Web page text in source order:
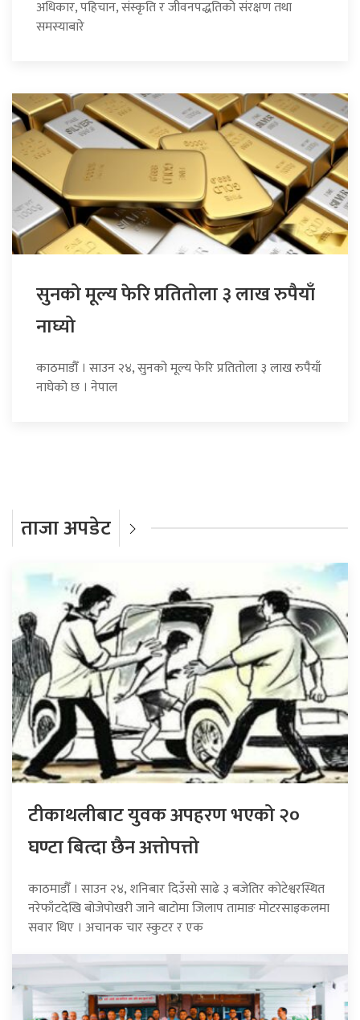
अधिकार, पहिचान, संस्कृति र जीवनपद्धतिको संरक्षण तथा
समस्याबारे
सुनको मूल्य फेरि प्रतितोला ३ लाख रुपैयाँ
नाघ्यो
काठमाडौँ । साउन २४, सुनको मूल्य फेरि प्रतितोला ३ लाख रुपैयाँ
नाघेको छ । नेपाल
ताजा अपडेट
टीकाथलीबाट युवक अपहरण भएको २०
घण्टा बित्दा छैन अत्तोपत्तो
काठमाडौँ । साउन २४, शनिबार दिउँसो साढे ३ बजेतिर कोटेश्वरस्थित
नरेफाँटदेखि बोजेपोखरी जाने बाटोमा जिलाप तामाङ मोटरसाइकलमा
सवार थिए । अचानक चार स्कुटर र एक